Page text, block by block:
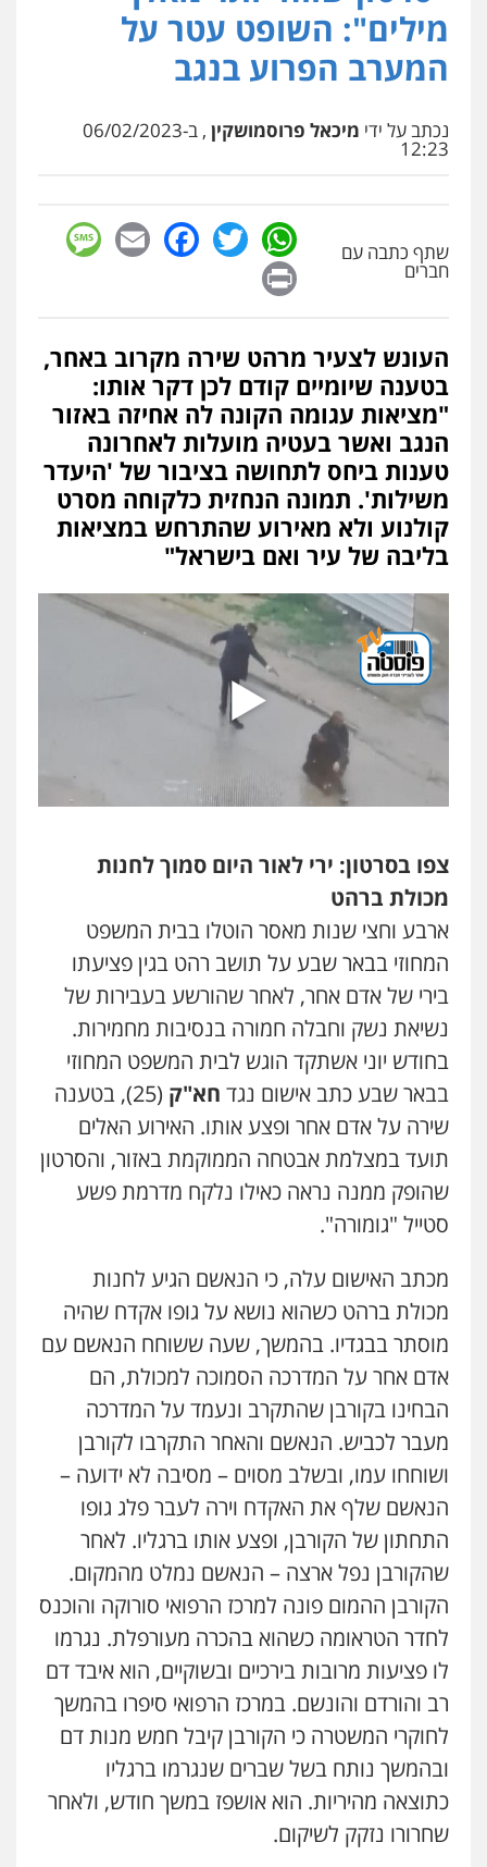
אלימות מעצרים
0525544654
פלילי פשיעה חמורה מעצרים וחקירות
קטינים
עו"ד שלי גורביץ – לוי
משפט פלילי פשיעה חמורה מעצרים
וחקירות צבאי
0544218336
משרד עורכי דין חן ברוך
פלילי דיני תעבורה מעצרים וחקירות
0505078733
משרד עורכי דין טאי שרקי
פלילי אסירים תעבורה מרב"ד
0547556464
עו"ד אילן אלימלך
פלילי פשיעה חמורה תעבורה אסירים
0522992110
עו"ד שאדי נאטור
פלילי
0509230800
גיל דביר – משרד עורכי דין
פלילי פשיעה כלכלית צווארון לבן
0506217771
סלימאן אבו שעירה – משרד עורכי דין
פלילי בטחוני צבאי נזיקין
0547780927
עו"ד אסף גונן
פלילי פשע חמור תעבורה צבא מעצרים
וחקירות
0542255161
גל דהן – משרד עורך דין פלילי
0544723840
עו"ד ראוף נג'אר
פלילי עורכי דין לענייני אסירים מעצרים
סמים רכוש
0548009246
עדי כרמלי – חברת עו"ד
פלילי כלכלי עורכי דין לענייני אסירים
0525060666
גיא זהבי משרד עורכי דין
503456449
עו"ד איהאב ג'לג'ולי
פלילי מעצרים וחקירות עורכי דין לענייני
0505216700
אייל בן שושן, עורך דין פלילי
מילים": השופט עטר על
המערב הפרוע בנגב
נכתב על ידי מיכאל פרוסמושקין , ב-06/02/2023
12:23
שתף כתבה עם
חברים
WhatsApp
Twitter
Facebook
Email
העונש לצעיר מרהט שירה מקרוב באחר,
בטענה שיומיים קודם לכן דקר אותו:
"מציאות עגומה הקונה לה אחיזה באזור
הנגב ואשר בעטיה מועלות לאחרונה
טענות ביחס לתחושה בציבור של 'היעדר
משילות'. תמונה הנחזית כלקוחה מסרט
קולנוע ולא מאירוע שהתרחש במציאות
בליבה של עיר ואם בישראל"
צפו בסרטון: ירי לאור היום סמוך לחנות
מכולת ברהט
ארבע וחצי שנות מאסר הוטלו בבית המשפט
המחוזי בבאר שבע על תושב רהט בגין פציעתו
בירי של אדם אחר, לאחר שהורשע בעבירות של
נשיאת נשק וחבלה חמורה בנסיבות מחמירות.
בחודש יוני אשתקד הוגש לבית המשפט המחוזי
בבאר שבע כתב אישום נגד חא"ק
(25), בטענה
שירה על אדם אחר ופצע אותו. האירוע האלים
תועד במצלמת אבטחה הממוקמת באזור, והסרטון
שהופק ממנה נראה כאילו נלקח מדרמת פשע
סטייל "גומורה".
מכתב האישום עלה, כי הנאשם הגיע לחנות
מכולת ברהט כשהוא נושא על גופו אקדח שהיה
מוסתר בבגדיו. בהמשך, שעה ששוחח הנאשם עם
אדם אחר על המדרכה הסמוכה למכולת, הם
הבחינו בקורבן שהתקרב ונעמד על המדרכה
מעבר לכביש. הנאשם והאחר התקרבו לקורבן
ושוחחו עמו, ובשלב מסוים – מסיבה לא ידועה –
הנאשם שלף את האקדח וירה לעבר פלג גופו
התחתון של הקורבן, ופצע אותו ברגליו. לאחר
שהקורבן נפל ארצה – הנאשם נמלט מהמקום.
הקורבן ההמום פונה למרכז הרפואי סורוקה והוכנס
לחדר הטראומה כשהוא בהכרה מעורפלת. נגרמו
לו פציעות מרובות בירכיים ובשוקיים, הוא איבד דם
רב והורדם והונשם. במרכז הרפואי סיפרו בהמשך
לחוקרי המשטרה כי הקורבן קיבל חמש מנות דם
ובהמשך נותח בשל שברים שנגרמו ברגליו
כתוצאה מהיריות. הוא אושפז במשך חודש, ולאחר
שחרורו נזקק לשיקום.